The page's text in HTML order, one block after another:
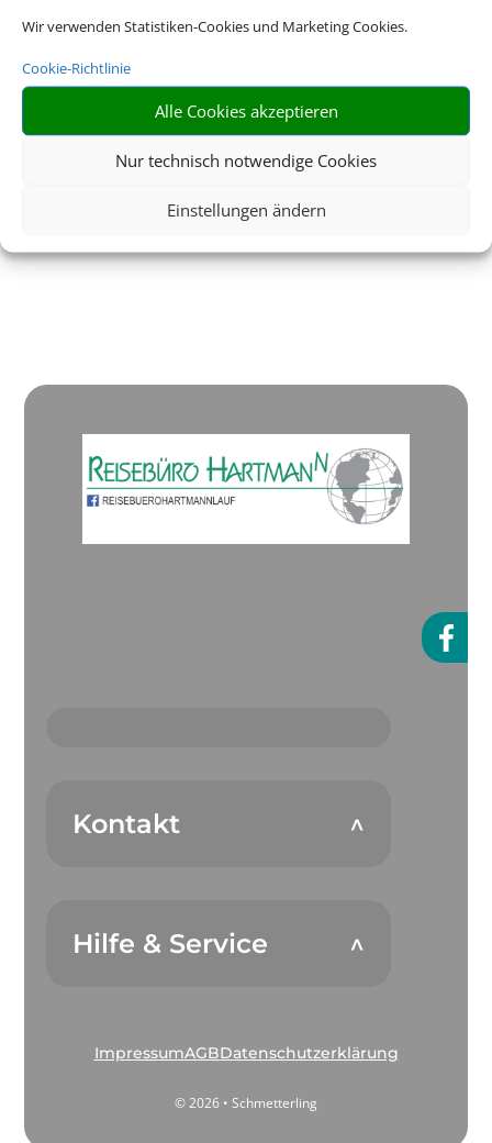
Wir verwenden Statistiken-Cookies und Marketing Cookies.
Cookie-Richtlinie
Alle Cookies akzeptieren
Nur technisch notwendige Cookies
Einstellungen ändern
organisatorischen Aufwand
ebenso wie sämtliche
Haftungsfragen.
Kontakt
Hilfe & Service
ImpressumAGBDatenschutzerklärung
© 2026 • Schmetterling